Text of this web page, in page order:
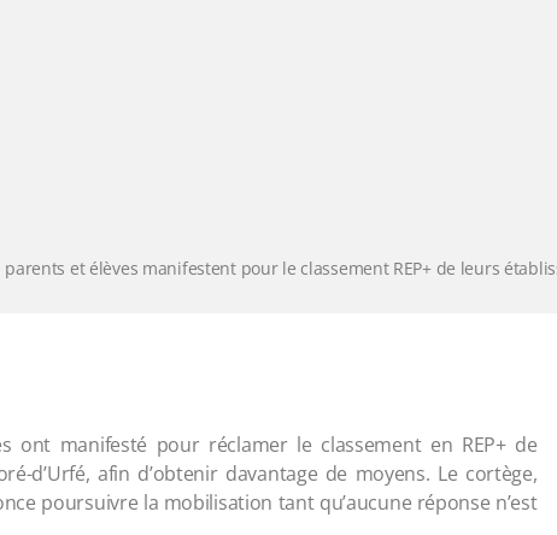
et élèves manifestent pour le classement REP+ de leurs
ont manifesté pour réclamer le classement en REP+ de
d’Urfé, afin d’obtenir davantage de moyens. Le cortège,
poursuivre la mobilisation tant qu’aucune réponse n’est